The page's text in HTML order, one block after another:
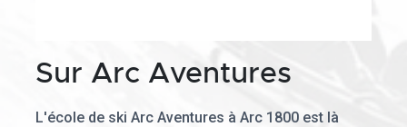
Sur Arc Aventures
L'école de ski Arc Aventures à Arc 1800 est là